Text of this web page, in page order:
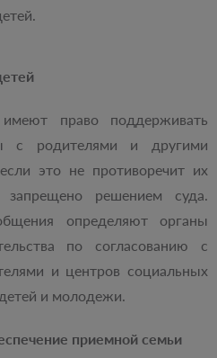
право поддерживать
с родителями и другими
это не противоречит их
решением суда.
определяют органы
по согласованию с
и центров социальных
и молодежи.
приемной семьи